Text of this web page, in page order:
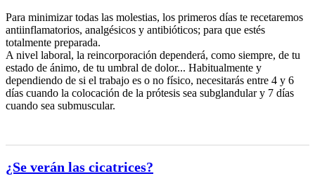
Para minimizar todas las molestias, los primeros días te recetaremos
antiinflamatorios, analgésicos y antibióticos; para que estés
totalmente preparada.
A nivel laboral, la reincorporación dependerá, como siempre, de tu
estado de ánimo, de tu umbral de dolor... Habitualmente y
dependiendo de si el trabajo es o no físico, necesitarás entre 4 y 6
días cuando la colocación de la prótesis sea subglandular y 7 días
cuando sea submuscular.
¿Se verán las cicatrices?